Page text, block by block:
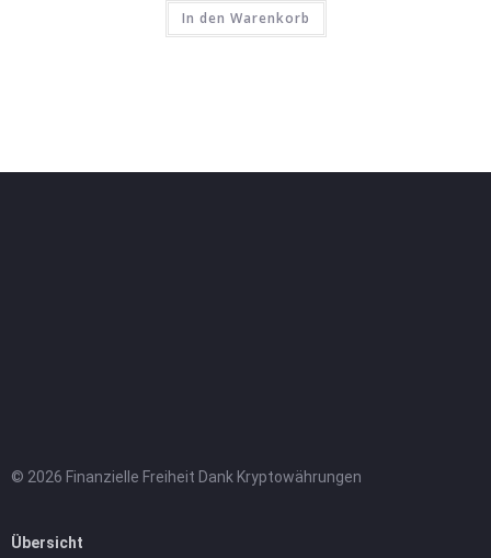
In den Warenkorb
© 2026 Finanzielle Freiheit Dank Kryptowährungen
Übersicht